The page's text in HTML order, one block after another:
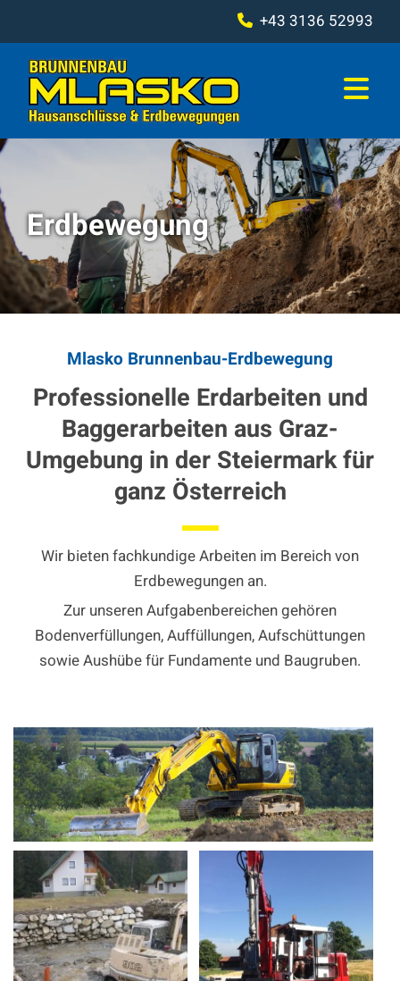
 +43 3136 52993
Erdbewegung
Mlasko Brunnenbau-Erdbewegung
Professionelle Erdarbeiten und
Baggerarbeiten aus Graz-
Umgebung in der Steiermark für
ganz Österreich
Wir bieten fachkundige Arbeiten im Bereich von
Erdbewegungen an.
Zur unseren Aufgabenbereichen gehören
Bodenverfüllungen, Auffüllungen, Aufschüttungen
sowie Aushübe für Fundamente und Baugruben.